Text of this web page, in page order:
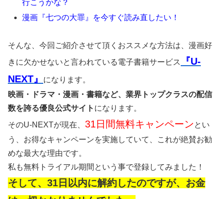
行こうかな？
漫画『七つの大罪』を今すぐ読み直したい！
そんな、今回ご紹介させて頂くおススメな方法は、漫画好
きに欠かせないと言われている電子書籍サービス
『U-
NEXT』
になります。
映画・ドラマ・漫画・書籍など、業界トップクラスの配信
数を誇る優良公式サイト になります。
そのU-NEXTが現在、 31日間無料キャンペーンとい
う、お得なキャンペーンを実施していて、これが絶賛お勧
めな最大な理由です。
私も無料トライアル期間という事で登録してみました！
そして、31日以内に解約したのですが、お金